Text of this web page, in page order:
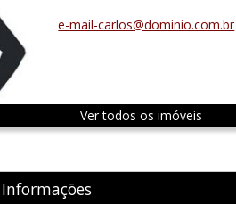
e-mail-carlos@dominio.com.br
Ver todos os imóveis